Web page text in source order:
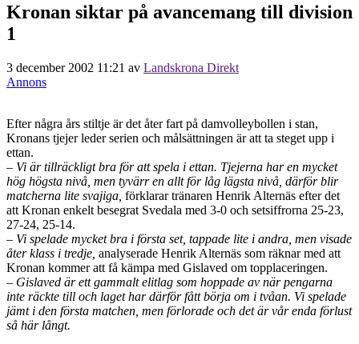
Kronan siktar på avancemang till division
1
3 december 2002 11:21 av Landskrona Direkt
Annons
Efter några års stiltje är det åter fart på damvolleybollen i stan,
Kronans tjejer leder serien och målsättningen är att ta steget upp i
ettan.
– Vi är tillräckligt bra för att spela i ettan. Tjejerna har en mycket
hög högsta nivå, men tyvärr en allt för låg lägsta nivå, därför blir
matcherna lite svajiga, förklarar tränaren Henrik Alternäs efter det
att Kronan enkelt besegrat Svedala med 3-0 och setsiffrorna 25-23,
27-24, 25-14.
– Vi spelade mycket bra i första set, tappade lite i andra, men visade
åter klass i tredje, analyserade Henrik Alternäs som räknar med att
Kronan kommer att få kämpa med Gislaved om topplaceringen.
– Gislaved är ett gammalt elitlag som hoppade av när pengarna
inte räckte till och laget har därför fått börja om i tvåan. Vi spelade
jämt i den första matchen, men förlorade och det är vår enda förlust
så här långt.